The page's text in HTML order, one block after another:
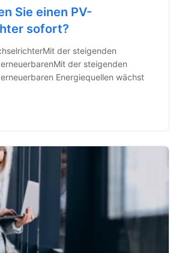
Sie einen PV-
sofort?
der steigenden
der steigenden
Energiequellen wächst